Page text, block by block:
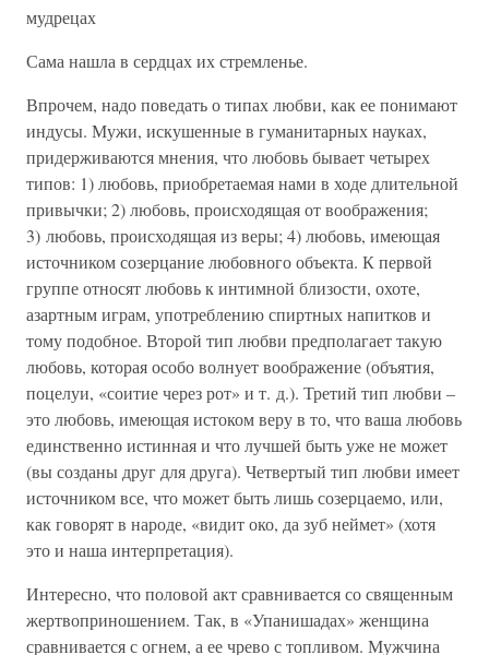
мудрецах
Сама нашла в сердцах их стремленье.
Впрочем, надо поведать о типах любви, как ее понимают
индусы. Мужи, искушенные в гуманитарных науках,
придерживаются мнения, что любовь бывает четырех
типов: 1) любовь, приобретаемая нами в ходе длительной
привычки; 2) любовь, происходящая от воображения;
3) любовь, происходящая из веры; 4) любовь, имеющая
источником созерцание любовного объекта. К первой
группе относят любовь к интимной близости, охоте,
азартным играм, употреблению спиртных напитков и
тому подобное. Второй тип любви предполагает такую
любовь, которая особо волнует воображение (объятия,
поцелуи, «соитие через рот» и т. д.). Третий тип любви –
это любовь, имеющая истоком веру в то, что ваша любовь
единственно истинная и что лучшей быть уже не может
(вы созданы друг для друга). Четвертый тип любви имеет
источником все, что может быть лишь созерцаемо, или,
как говорят в народе, «видит око, да зуб неймет» (хотя
это и наша интерпретация).
Интересно, что половой акт сравнивается со священным
жертвоприношением. Так, в «Упанишадах» женщина
сравнивается с огнем, а ее чрево с топливом. Мужчина